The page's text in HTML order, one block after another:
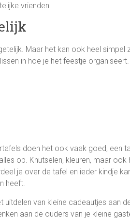
vrienden
Maar het kan ook heel simpel
in hoe je het feestje
doen het ook vaak goed, een
op. Knutselen, kleuren, maar ook
je over de tafel en ieder kindje
heeft.
van kleine cadeautjes aan
aan de ouders van je kleine